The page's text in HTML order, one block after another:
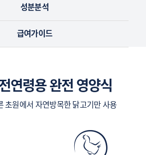
성분분석
급여가이드
연령용 완전 영양식
초원에서 자연방목한 닭고기만 사용